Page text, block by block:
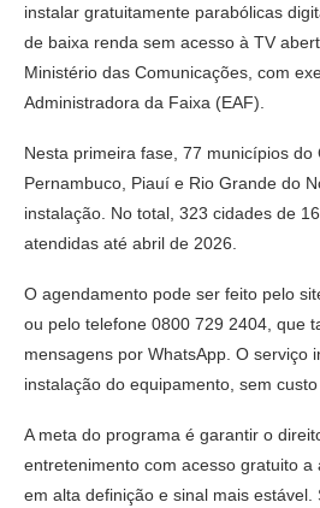
instalar gratuitamente parabólicas
de baixa renda sem acesso à TV
Ministério das Comunicações, com
Administradora da Faixa (EAF).
Nesta primeira fase, 77 municípios do
Pernambuco, Piauí e Rio Grande do
instalação. No total, 323 cidades de
atendidas até abril de 2026.
O agendamento pode ser feito pelo
ou pelo telefone 0800 729 2404, que
mensagens por WhatsApp. O serviço
instalação do equipamento, sem
A meta do programa é garantir o
entretenimento com acesso gratuito a
em alta definição e sinal mais